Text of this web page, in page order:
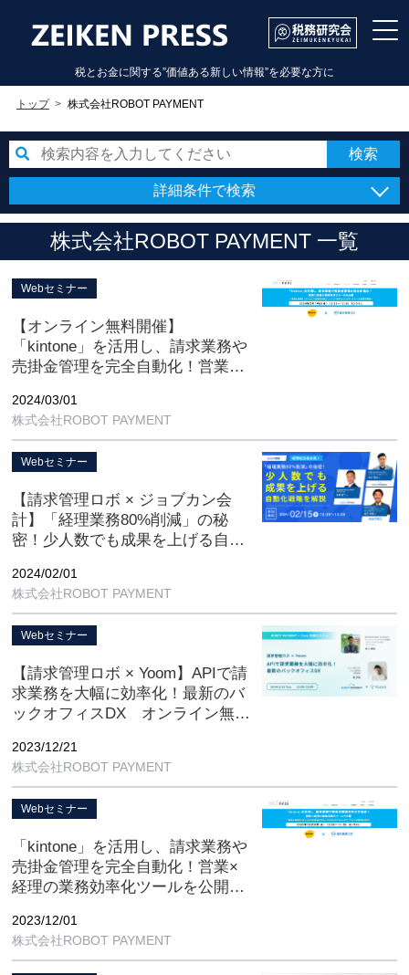
税とお金に関する”価値ある新しい情報”を必要な方に
トップ 株式会社ROBOT PAYMENT
詳細条件で検索
株式会社ROBOT PAYMENT 一覧
Webセミナー
【オンライン無料開催】
「kintone」を活用し、請求業務や
売掛金管理を完全自動化！営業×
2024/03/01
株式会社ROBOT PAYMENT
Webセミナー
【請求管理ロボ × ジョブカン会
計】「経理業務80%削減」の秘
密！少人数でも成果を上げる自動
催
2024/02/01
株式会社ROBOT PAYMENT
Webセミナー
【請求管理ロボ × Yoom】APIで請
求業務を大幅に効率化！最新のバ
ックオフィスDX オンライン無料
2023/12/21
株式会社ROBOT PAYMENT
Webセミナー
「kintone」を活用し、請求業務や
売掛金管理を完全自動化！営業×
経理の業務効率化ツールを公開
2023/12/01
株式会社ROBOT PAYMENT